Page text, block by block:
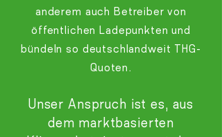
anderem auch Betreiber von
öffentlichen Ladepunkten und
bündeln so deutschlandweit THG-
Quoten.
Unser Anspruch ist es, aus
dem marktbasierten